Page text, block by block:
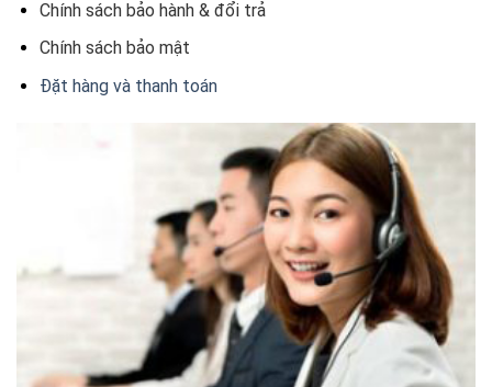
Chính sách bảo hành & đổi trả
Chính sách bảo mật
Đặt hàng và thanh toán